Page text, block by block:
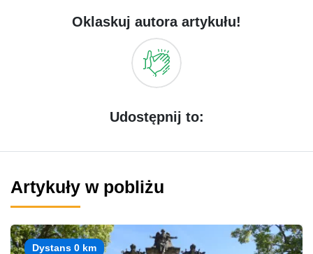
Oklaskuj autora artykułu!
Udostępnij to:
Artykuły w pobliżu
Dystans 0 km